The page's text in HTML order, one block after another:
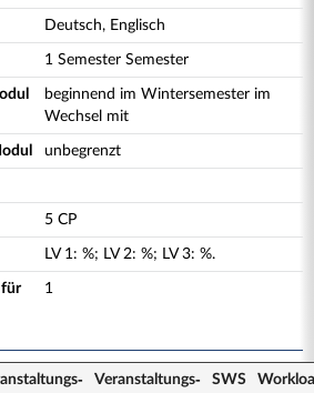
Deutsch, Englisch
1 Semester Semester
beginnend im Wintersemester im
Wechsel mit
unbegrenzt
5 CP
LV 1: %; LV 2: %; LV 3: %.
für
1
Veranstaltungs­
SWS